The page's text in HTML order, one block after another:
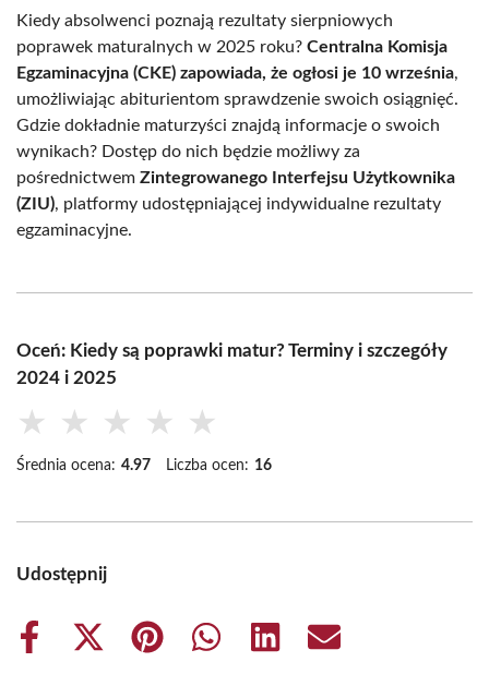
Kiedy absolwenci poznają rezultaty sierpniowych
poprawek maturalnych w 2025 roku? Centralna Komisja
Egzaminacyjna (CKE) zapowiada, że ogłosi je 10 września,
umożliwiając abiturientom sprawdzenie swoich osiągnięć.
Gdzie dokładnie maturzyści znajdą informacje o swoich
wynikach? Dostęp do nich będzie możliwy za
pośrednictwem Zintegrowanego Interfejsu Użytkownika
(ZIU), platformy udostępniającej indywidualne rezultaty
egzaminacyjne.
Oceń: Kiedy są poprawki matur? Terminy i szczegóły
2024 i 2025
★ ★ ★ ★ ★
Średnia ocena: 4.97 Liczba ocen: 16
Udostępnij
Share
Share
Share
Share
Share
Share